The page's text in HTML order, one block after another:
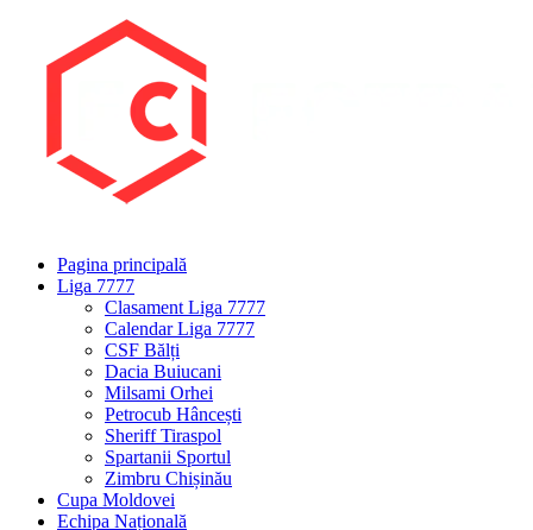
Pagina principală
Liga 7777
Clasament Liga 7777
Calendar Liga 7777
CSF Bălți
Dacia Buiucani
Milsami Orhei
Petrocub Hâncești
Sheriff Tiraspol
Spartanii Sportul
Zimbru Chișinău
Cupa Moldovei
Echipa Națională